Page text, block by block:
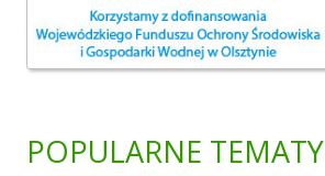
POPULARNE TEMATY